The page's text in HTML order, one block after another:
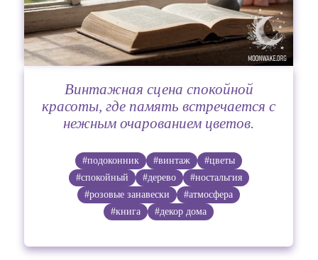
Винтажная сцена спокойной
красоты, где память встречается с
нежным очарованием цветов.
#подоконник #винтаж
#цветы
#спокойный
#дерево
#ностальгия
#розовые занавески
#атмосфера
#книга
#декор дома